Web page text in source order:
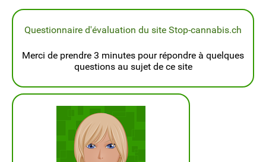
Questionnaire d'évaluation du site Stop-cannabis.ch
Merci de prendre 3 minutes pour répondre à quelques
questions au sujet de ce site